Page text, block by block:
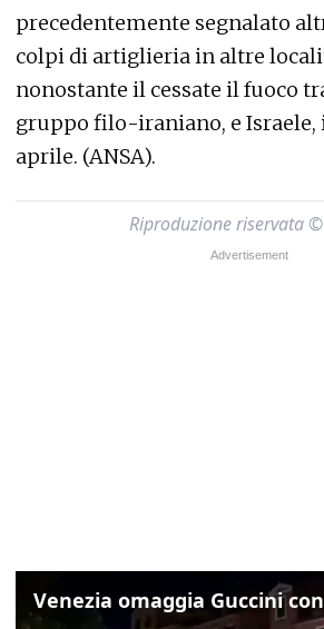
precedentemente segnalato
colpi di artiglieria in altre
nonostante il cessate il fuoco
gruppo filo-iraniano, e Israele,
aprile. (ANSA).
Riproduzione riservata